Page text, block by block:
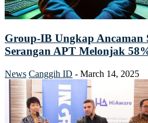
Group-IB Ungkap Ancaman
Serangan APT Melonjak
News Canggih ID - March 14, 2025